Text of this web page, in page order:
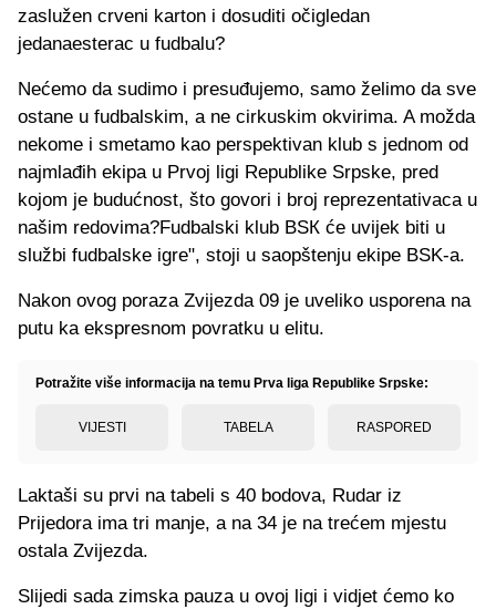
zaslužen crveni karton i dosuditi očigledan
jedanaesterac u fudbalu?
Nećemo da sudimo i presuđujemo, samo želimo da sve
ostane u fudbalskim, a ne cirkuskim okvirima. A možda
nekome i smetamo kao perspektivan klub s jednom od
najmlađih ekipa u Prvoj ligi Republike Srpske, pred
kojom je budućnost, što govori i broj reprezentativaca u
našim redovima?Fudbalski klub BSК će uvijek biti u
službi fudbalske igre", stoji u saopštenju ekipe BSK-a.
Nakon ovog poraza Zvijezda 09 je uveliko usporena na
putu ka ekspresnom povratku u elitu.
Potražite više informacija na temu Prva liga Republike Srpske:
VIJESTI TABELA RASPORED
Laktaši su prvi na tabeli s 40 bodova, Rudar iz
Prijedora ima tri manje, a na 34 je na trećem mjestu
ostala Zvijezda.
Slijedi sada zimska pauza u ovoj ligi i vidjet ćemo ko